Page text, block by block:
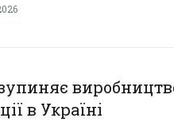
в Україні